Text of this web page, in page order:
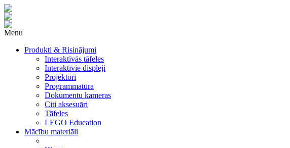
Menu
Produkti & Risinājumi
Interaktīvās tāfeles
Interaktīvie displeji
Projektori
Programmatūra
Dokumentu kameras
Citi aksesuāri
Tāfeles
LEGO Education
Mācību materiāli